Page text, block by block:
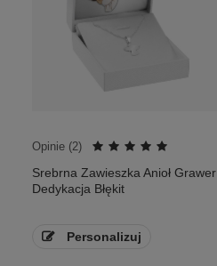
Opinie (2)
Srebrna Zawieszka Anioł Grawer
Dedykacja Błękit
Personalizuj